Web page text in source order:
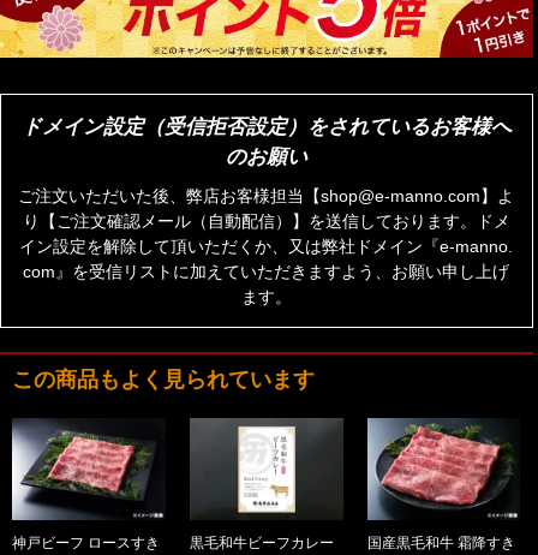
ドメイン設定（受信拒否設定）をされているお客様へ
のお願い
ご注文いただいた後、弊店お客様担当【shop@e-manno.com】よ
り【ご注文確認メール（自動配信）】を送信しております。ドメ
イン設定を解除して頂いただくか、又は弊社ドメイン『e-manno.
com』を受信リストに加えていただきますよう、お願い申し上げ
ます。
この商品もよく見られています
神戸ビーフ ロースすき
黒毛和牛ビーフカレー
国産黒毛和牛 霜降すき